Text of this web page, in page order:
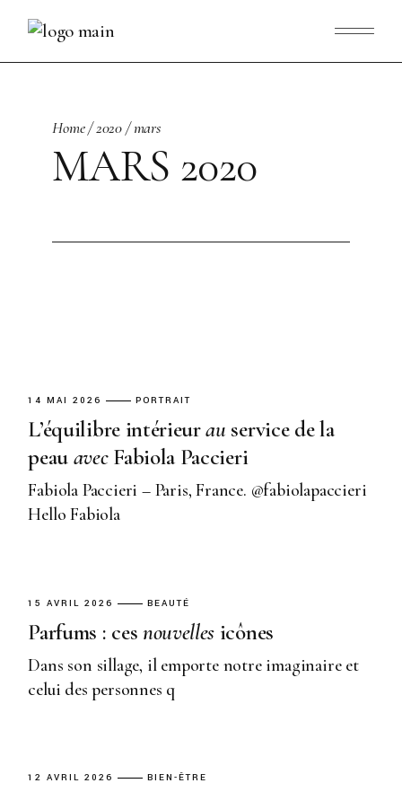
content
Home 2020 mars
MARS 2020
14 MAI 2026 PORTRAIT
L’équilibre intérieurau service de la
peau avecFabiola Paccieri
Fabiola Paccieri – Paris, France. @fabiolapaccieri
Hello Fabiola
15 AVRIL 2026 BEAUTÉ
Parfums : ces nouvelles icônes
Dans son sillage, il emporte notre imaginaire et
celui des personnes q
12 AVRIL 2026 BIEN-ÊTRE